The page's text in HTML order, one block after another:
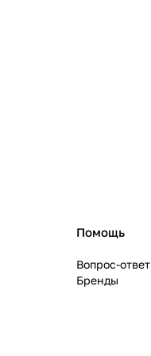
Помощь
Вопрос-ответ
Бренды